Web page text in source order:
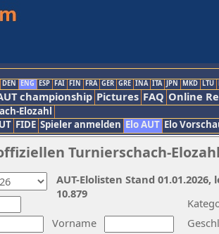
DEN ENG ESP FAI FIN FRA GER GRE INA ITA JPN MKD LTU
championship Pictures FAQ Online
Elozahl
FIDE Spieler anmelden Elo AUT Elo
Turnierschach-
Vorname
AUT-Elolisten Stand
10.879